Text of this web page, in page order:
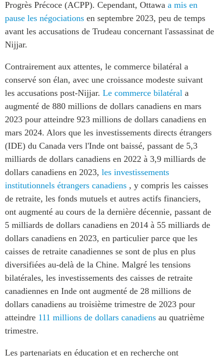
Progrès Précoce (ACPP). Cependant, Ottawa a mis en
pause les négociations en septembre 2023, peu de temps
avant les accusations de Trudeau concernant l'assassinat de
Nijjar.
Contrairement aux attentes, le commerce bilatéral a
conservé son élan, avec une croissance modeste suivant
les accusations post-Nijjar. Le commerce bilatéral a
augmenté de 880 millions de dollars canadiens en mars
2023 pour atteindre 923 millions de dollars canadiens en
mars 2024. Alors que les investissements directs étrangers
(IDE) du Canada vers l'Inde ont baissé, passant de 5,3
milliards de dollars canadiens en 2022 à 3,9 milliards de
dollars canadiens en 2023, les investissements
institutionnels étrangers canadiens , y compris les caisses
de retraite, les fonds mutuels et autres actifs financiers,
ont augmenté au cours de la dernière décennie, passant de
5 milliards de dollars canadiens en 2014 à 55 milliards de
dollars canadiens en 2023, en particulier parce que les
caisses de retraite canadiennes se sont de plus en plus
diversifiées au-delà de la Chine. Malgré les tensions
bilatérales, les investissements des caisses de retraite
canadiennes en Inde ont augmenté de 28 millions de
dollars canadiens au troisième trimestre de 2023 pour
atteindre 111 millions de dollars canadiens au quatrième
trimestre.
Les partenariats en éducation et en recherche ont